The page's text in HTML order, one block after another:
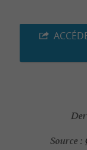
Source :